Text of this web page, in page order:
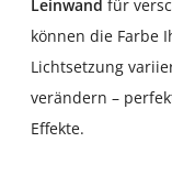
Leinwand für
können die Farbe
Lichtsetzung
verändern –
Effekte.